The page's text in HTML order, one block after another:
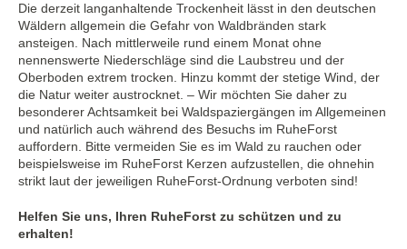
Die derzeit langanhaltende Trockenheit lässt in den deutschen
Wäldern allgemein die Gefahr von Waldbränden stark
ansteigen. Nach mittlerweile rund einem Monat ohne
nennenswerte Niederschläge sind die Laubstreu und der
Oberboden extrem trocken. Hinzu kommt der stetige Wind, der
die Natur weiter austrocknet. – Wir möchten Sie daher zu
besonderer Achtsamkeit bei Waldspaziergängen im Allgemeinen
und natürlich auch während des Besuchs im RuheForst
auffordern. Bitte vermeiden Sie es im Wald zu rauchen oder
beispielsweise im RuheForst Kerzen aufzustellen, die ohnehin
strikt laut der jeweiligen RuheForst-Ordnung verboten sind!
Helfen Sie uns, Ihren RuheForst zu schützen und zu
erhalten!